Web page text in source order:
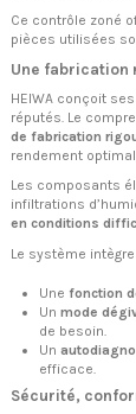
Ce contrôle zoné
pièces utilisées
Une fabrication
HEIWA conçoit
réputés. Le
de fabrication
rendement
Les composants
infiltrations
en conditions
Le système
Une fonction
Un mode
de besoin.
Un
efficace.
Sécurité,